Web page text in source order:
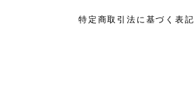
特定商取引法に基づく表記